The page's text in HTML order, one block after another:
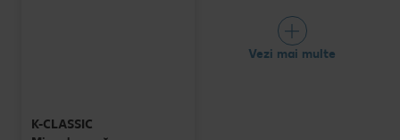
K-CLASSIC
Vezi mai multe